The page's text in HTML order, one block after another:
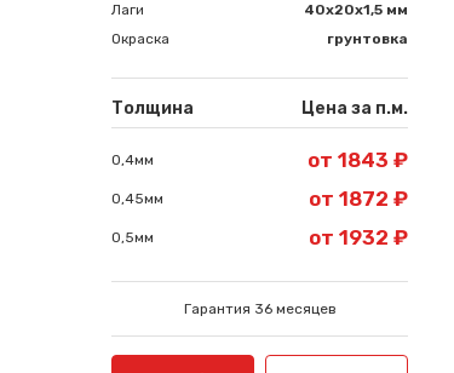
Лаги
40х20х1,5 мм
Окраска
грунтовка
Толщина Цена за п.м.
0,4мм от 1843 ₽
0,45мм от 1872 ₽
0,5мм от 1932 ₽
Гарантия 36 месяцев